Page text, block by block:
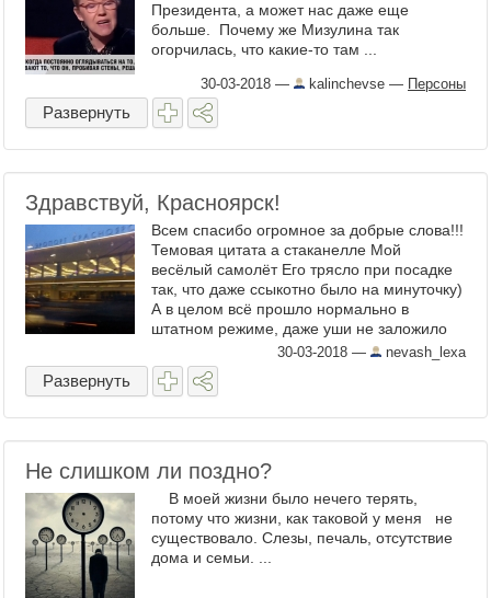
Президента, а может нас даже еще
больше. Почему же Мизулина так
огорчилась, что какие-то там ...
30-03-2018 — kalinchevse — Персоны
Развернуть
Здравствуй, Красноярск!
Всем спасибо огромное за добрые слова!!!
Темовая цитата а стаканелле Мой
весёлый самолёт Его трясло при посадке
так, что даже ссыкотно было на минуточку)
А в целом всё прошло нормально в
штатном режиме, даже уши не заложило
ни одно. Летел бизнесс классом возле
туалета, теперь я ...
30-03-2018 — nevash_lexa
Развернуть
Не слишком ли поздно?
В моей жизни было нечего терять,
потому что жизни, как таковой у меня не
существовало. Слезы, печаль, отсутствие
дома и семьи. ...